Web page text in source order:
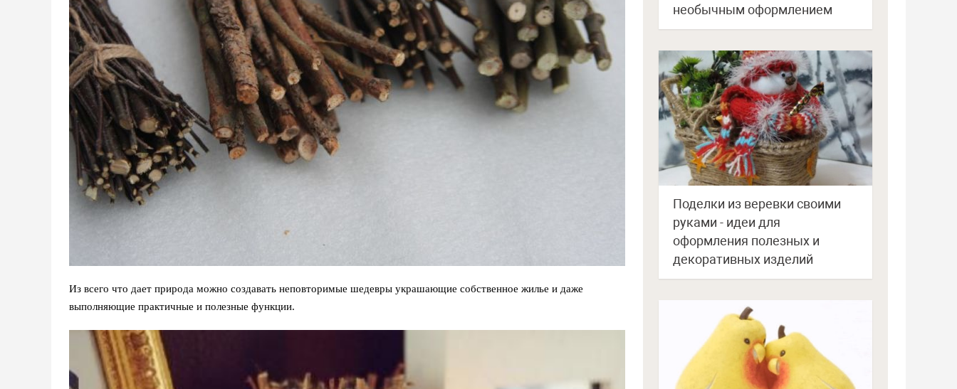
Из всего что дает природа можно создавать неповторимые шедевры украшающие собственное жилье и даже
выполняющие практичные и полезные функции.
необычным оформлением
Поделки из веревки своими
руками - идеи для
оформления полезных и
декоративных изделий